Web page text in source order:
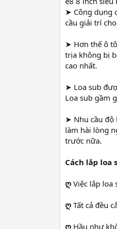
➤ Công dụng
cầu giải trí
➤ Hơn thế ô
trịa không bị
cao nhất.
➤ Loa sub
Loa sub gầm
➤ Nhu cầu độ
làm hài lòng
trước nữa.
Cách lắp loa
ღ Việc lắp loa
ღ Tất cả đều
ღ Hầu như